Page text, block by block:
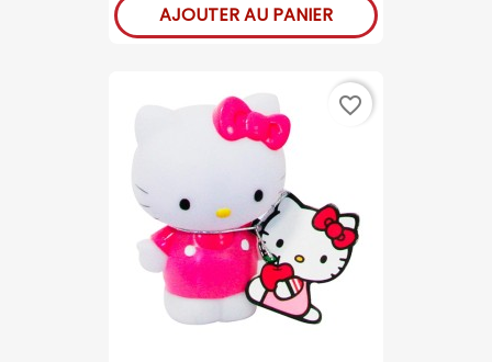
AJOUTER AU PANIER
favorite_border